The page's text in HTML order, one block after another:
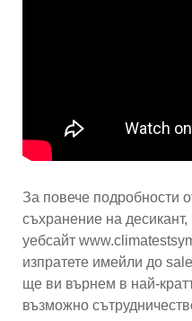
За повече подробности
съхранение на
уебсайт
изпратете имейли до
ще ви върнем в най-
възможно